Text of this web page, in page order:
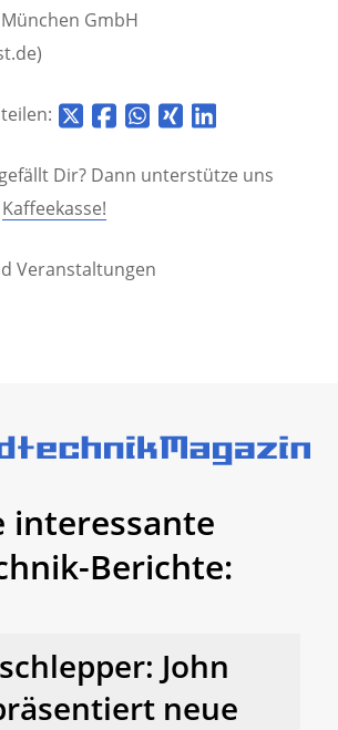
GmbH
Dir? Dann unterstütze uns
Kaffeekasse!
Veranstaltungen
interessante
Berichte:
John
neue